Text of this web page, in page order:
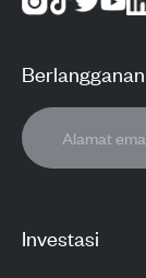
Investasi